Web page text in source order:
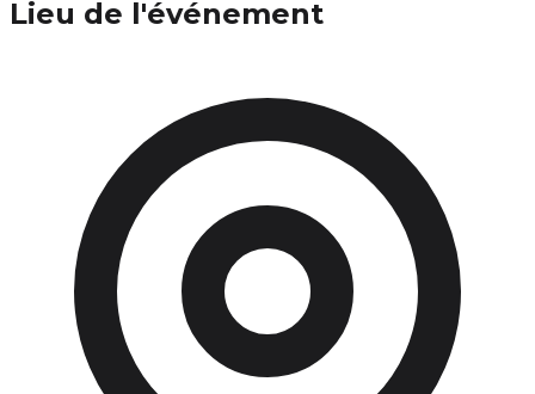
Lieu de l'événement